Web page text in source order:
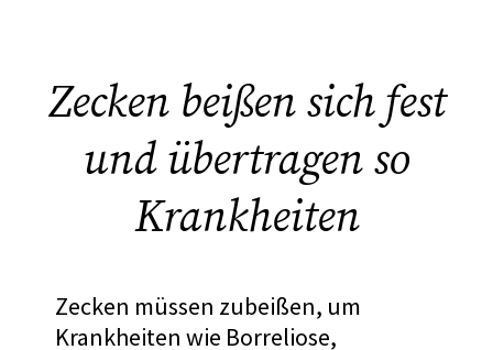
Zecken beißen sich fest
und übertragen so
Krankheiten
Zecken müssen zubeißen, um
Krankheiten wie Borreliose,